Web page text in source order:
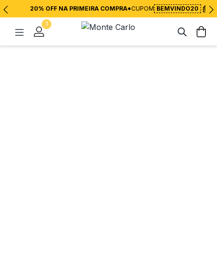
20% OFF NA PRIMEIRA COMPRA*CUPOM BEMVINDO20
1